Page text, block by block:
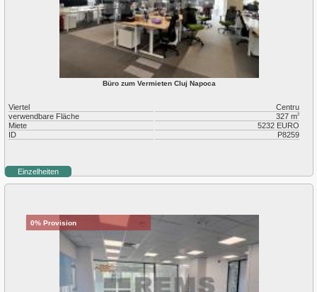
Büro zum Vermieten Cluj Napoca
Viertel
Centru
verwendbare Fläche
327 m2
Miete
5232 EURO
ID
P8259
Einzelheiten
0% Provision